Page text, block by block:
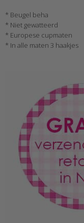
* Beugel beha
* Niet gewatteerd
* Europese cupmaten
* In alle maten 3 haakjes